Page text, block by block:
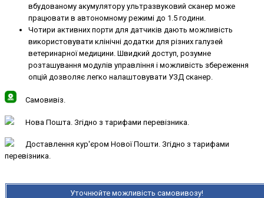
вбудованому акумулятору ультразвуковий сканер може
працювати в автономному режимі до 1.5 години.
Чотири активних порти для датчиків дають можливість
використовувати клінічні додатки для різних галузей
ветеринарної медицини. Швидкий доступ, розумне
розташування модулів управління і можливість збереження
опцій дозволяє легко налаштовувати УЗД сканер.
Самовивіз.
Нова Пошта. Згідно з тарифами перевізника.
Доставлення кур'єром Нової Пошти. Згідно з тарифами
перевізника.
Уточнюйте можливість самовивозу!